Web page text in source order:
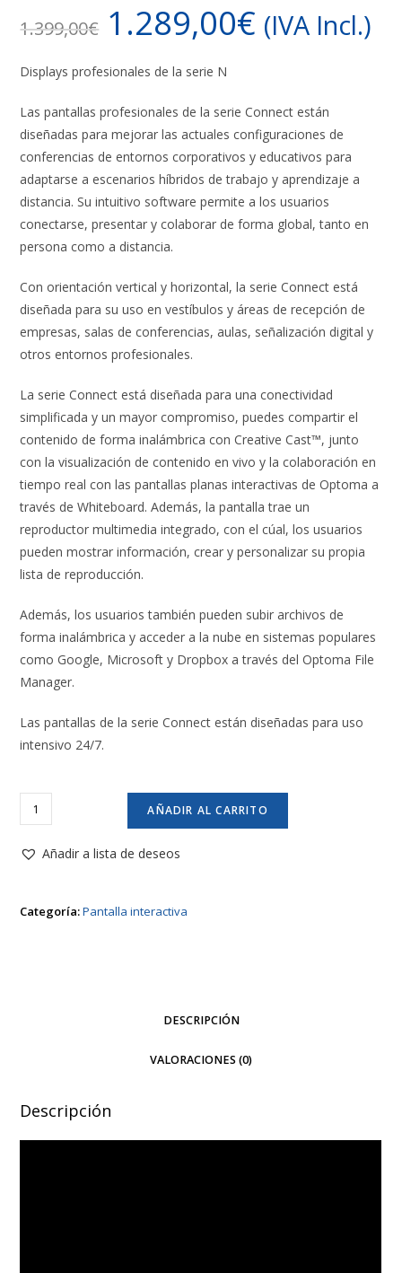
1.399,00€ 1.289,00€ (IVA Incl.)
Displays profesionales de la serie N
Las pantallas profesionales de la serie Connect están
diseñadas para mejorar las actuales configuraciones de
conferencias de entornos corporativos y educativos para
adaptarse a escenarios híbridos de trabajo y aprendizaje a
distancia. Su intuitivo software permite a los usuarios
conectarse, presentar y colaborar de forma global, tanto en
persona como a distancia.
Con orientación vertical y horizontal, la serie Connect está
diseñada para su uso en vestíbulos y áreas de recepción de
empresas, salas de conferencias, aulas, señalización digital y
otros entornos profesionales.
La serie Connect está diseñada para una conectividad
simplificada y un mayor compromiso, puedes compartir el
contenido de forma inalámbrica con Creative Cast™, junto
con la visualización de contenido en vivo y la colaboración en
tiempo real con las pantallas planas interactivas de Optoma a
través de Whiteboard. Además, la pantalla trae un
reproductor multimedia integrado, con el cúal, los usuarios
pueden mostrar información, crear y personalizar su propia
lista de reproducción.
Además, los usuarios también pueden subir archivos de
forma inalámbrica y acceder a la nube en sistemas populares
como Google, Microsoft y Dropbox a través del Optoma File
Manager.
Las pantallas de la serie Connect están diseñadas para uso
intensivo 24/7.
Optoma
N3651K
Displays
Android
AÑADIR AL CARRITO
Añadir a lista de deseos
Categoría:Pantalla interactiva
DESCRIPCIÓN
VALORACIONES (0)
Descripción